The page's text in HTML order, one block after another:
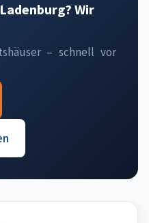
Wir
– schnell vor